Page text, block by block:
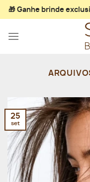
Skip
to
🎁 Ganhe brinde
25
set